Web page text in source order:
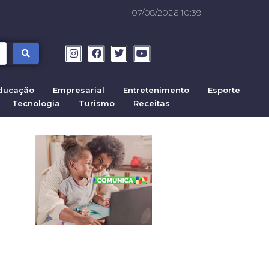
07/08/2026 10:39
Empresarial Entretenimento
Esporte
Tecnologia Turismo Receitas